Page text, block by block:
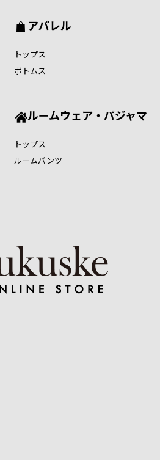
アパレル
トップス
ボトムス
ルームウェア・パジャマ
トップス
ルームパンツ